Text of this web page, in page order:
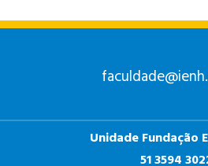
Unidade Fundação
51 3594